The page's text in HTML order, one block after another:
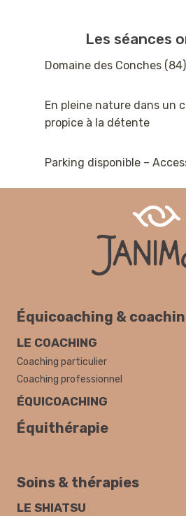
Les séances
Domaine des Conches
En pleine nature dans un
propice à la détente
Parking disponible –
Équicoaching &
LE COACHING
Coaching particulier
Coaching professionnel
ÉQUICOACHING
Équithérapie
Soins & thérapies
LE SHIATSU